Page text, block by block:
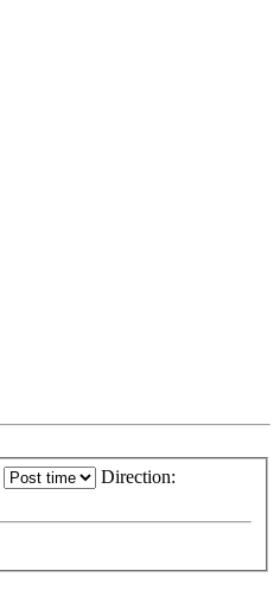
Direction: